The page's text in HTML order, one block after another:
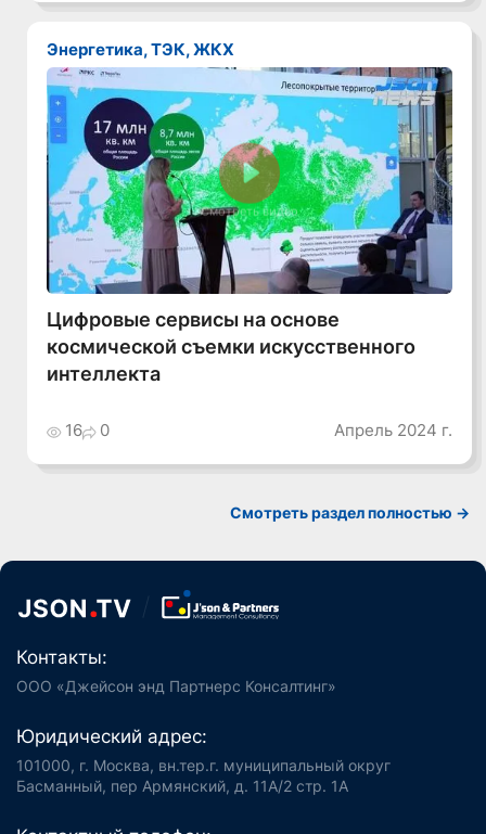
Энергетика, ТЭК, ЖКХ
Смотреть видео
Цифровые сервисы на основе
космической съемки искусственного
интеллекта
16 0 Апрель 2024 г.
Смотреть раздел полностью ->
Контакты:
ООО «Джейсон энд Партнерс Консалтинг»
Юридический адрес:
101000, г. Москва, вн.тер.г. муниципальный округ
Басманный, пер Армянский, д. 11А/2 стр. 1А